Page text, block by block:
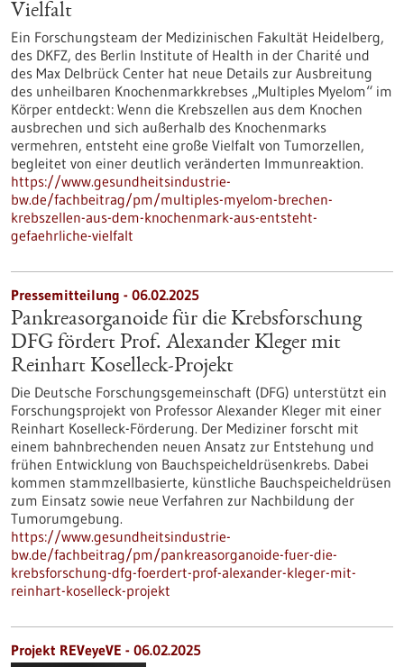
Vielfalt
Ein Forschungsteam der Medizinischen Fakultät Heidelberg,
des DKFZ, des Berlin Institute of Health in der Charité und
des Max Delbrück Center hat neue Details zur Ausbreitung
des unheilbaren Knochenmarkkrebses „Multiples Myelom“ im
Körper entdeckt: Wenn die Krebszellen aus dem Knochen
ausbrechen und sich außerhalb des Knochenmarks
vermehren, entsteht eine große Vielfalt von Tumorzellen,
begleitet von einer deutlich veränderten Immunreaktion.
https://www.gesundheitsindustrie-
bw.de/fachbeitrag/pm/multiples-myelom-brechen-
krebszellen-aus-dem-knochenmark-aus-entsteht-
gefaehrliche-vielfalt
Pressemitteilung - 06.02.2025
Pankreasorganoide für die Krebsforschung
DFG fördert Prof. Alexander Kleger mit
Reinhart Koselleck-Projekt
Die Deutsche Forschungsgemeinschaft (DFG) unterstützt ein
Forschungsprojekt von Professor Alexander Kleger mit einer
Reinhart Koselleck-Förderung. Der Mediziner forscht mit
einem bahnbrechenden neuen Ansatz zur Entstehung und
frühen Entwicklung von Bauchspeicheldrüsenkrebs. Dabei
kommen stammzellbasierte, künstliche Bauchspeicheldrüsen
zum Einsatz sowie neue Verfahren zur Nachbildung der
Tumorumgebung.
https://www.gesundheitsindustrie-
bw.de/fachbeitrag/pm/pankreasorganoide-fuer-die-
krebsforschung-dfg-foerdert-prof-alexander-kleger-mit-
reinhart-koselleck-projekt
Projekt REVeyeVE - 06.02.2025